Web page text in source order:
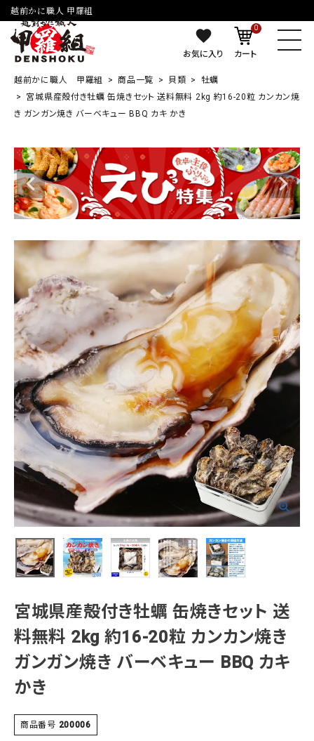
越前かに職人 甲羅組
お気に入り
0
カート
越前かに職人 甲羅組 商品一覧 貝類
牡蠣
宮城県産殻付き牡蠣 缶焼きセット 送料無料 2kg 約16-20粒 カンカン焼
き ガンガン焼き バーベキュー BBQ カキ かき
宮城県産殻付き牡蠣 缶焼きセット 送
料無料 2kg 約16-20粒 カンカン焼き
ガンガン焼き バーベキュー BBQ カキ
かき
商品番号 200006